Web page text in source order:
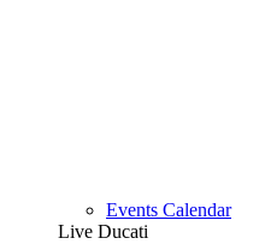
Events Calendar
Live Ducati